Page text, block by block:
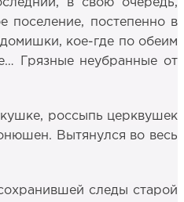
в свою очередь,
поселение, постепенно в
кое-где по обеим
Грязные неубранные от
россыпь церквушек
Вытянулся во весь
следы старой